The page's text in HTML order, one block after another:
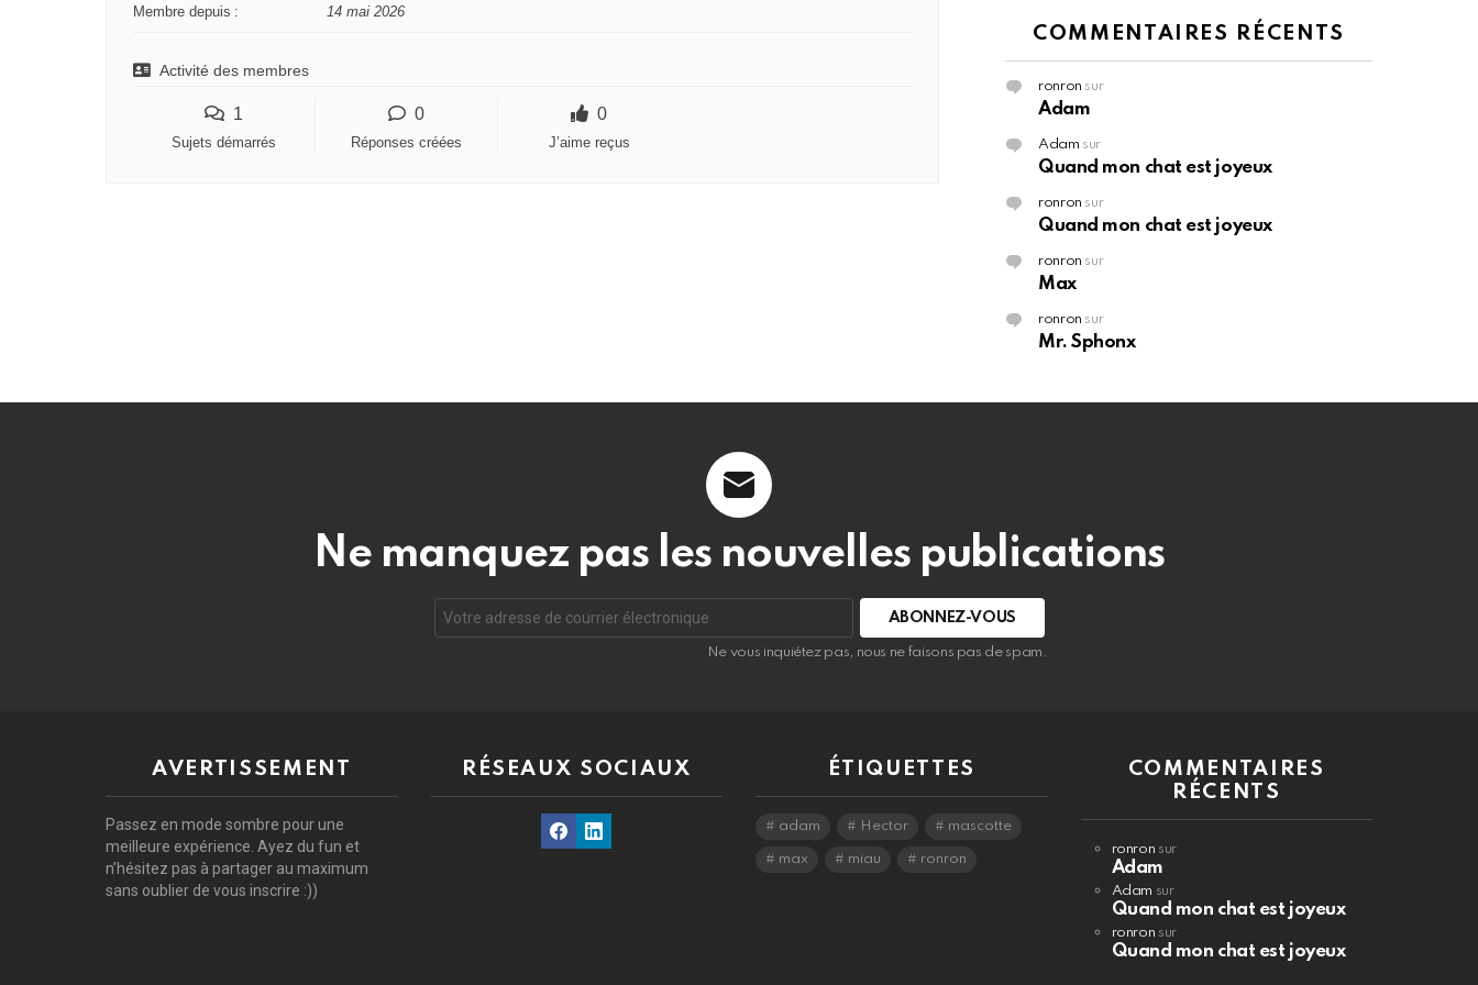
Membre depuis : 14 mai 2026
Activité des membres
1
Sujets démarrés
0
Réponses créées
0
J’aime reçus
COMMENTAIRES RÉCENTS
ronron sur
Adam
Adam sur
Quand mon chat est joyeux
ronron sur
Quand mon chat est joyeux
ronron sur
Max
ronron sur
Mr. Sphonx
Ne manquez pas les nouvelles publications
de
courrier
Ne vous inquiétez pas, nous ne faisons pas de spam.
AVERTISSEMENT
Passez en mode sombre pour une
meilleure expérience. Ayez du fun et
n’hésitez pas à partager au maximum
sans oublier de vous inscrire :))
RÉSEAUX SOCIAUX
FacebookLinkedin
ÉTIQUETTES
adam Hector mascotte
max miau ronron
COMMENTAIRES
RÉCENTS
ronron sur
Adam
Adam sur
Quand mon chat est joyeux
ronron sur
Quand mon chat est joyeux